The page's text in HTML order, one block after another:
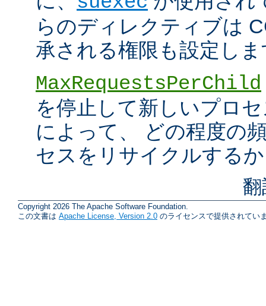
らのディレクティブは
承される権限も設定し
MaxRequestsPerChild
を停止して新しいプロ
によって、 どの程度の
セスをリサイクルする
Copyright 2026 The Apache Software Foundation.
この文書は Apache License, Version 2.0 のライセンスで提供されてい